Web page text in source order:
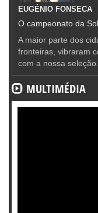
EUGÉNIO FONSECA
O campeonato da
A maior parte dos
fronteiras, vibraram
com a nossa seleção.
MULTIMÉDIA